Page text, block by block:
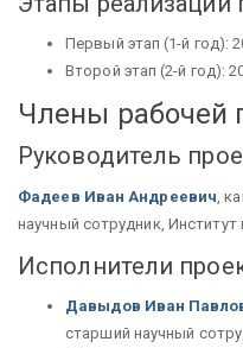
Первый этап (1-й год):
Второй этап (2-й год):
Члены рабочей
Руководитель
Фадеев Иван Андреевич ,
научный сотрудник,
Исполнители
Давыдов Иван
старший научный